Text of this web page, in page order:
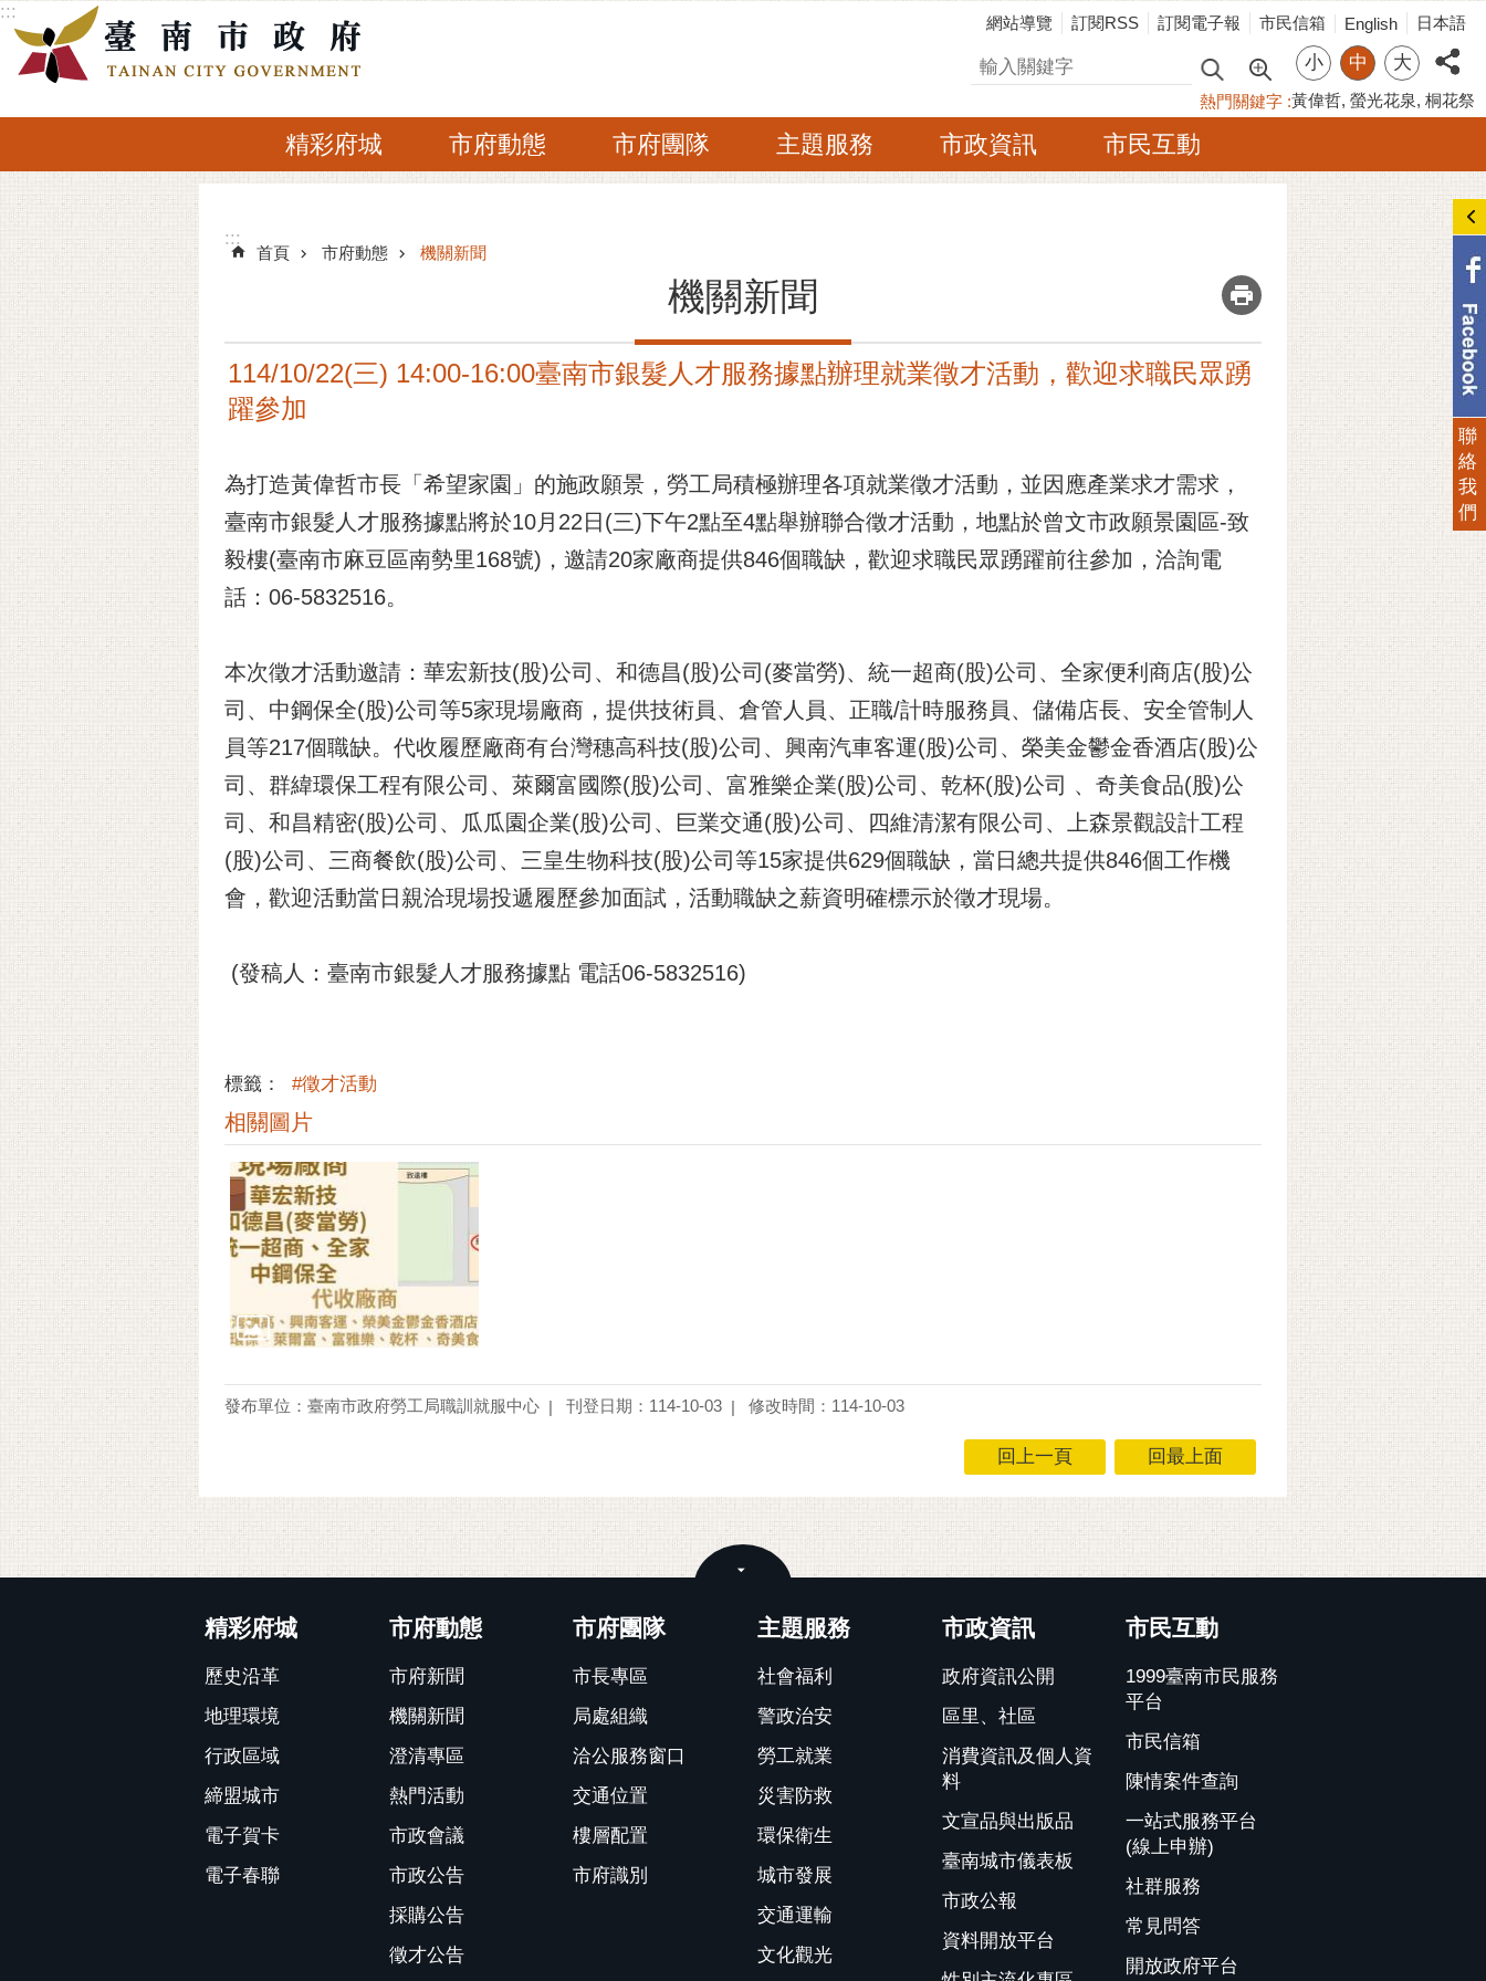
跳到主要內容區塊
:::
網站導覽 訂閱RSS 訂閱電子報 市民信箱 English 日本語
搜尋 小 中 大
熱門關鍵字 黃偉哲 螢光花泉 桐花祭
精彩府城 市府動態 市府團隊 主題服務 市政資訊 市民互動
:::
:::
首頁 市府動態 機關新聞
機關新聞 _
114/10/22(三) 14:00-16:00臺南市銀髮人才服務據點辦理就業徵才活動，歡迎求職民眾踴
躍參加
為打造黃偉哲市長「希望家園」的施政願景，勞工局積極辦理各項就業徵才活動，並因應產業求才需求，
臺南市銀髮人才服務據點將於10月22日(三)下午2點至4點舉辦聯合徵才活動，地點於曾文市政願景園區-致
毅樓(臺南市麻豆區南勢里168號)，邀請20家廠商提供846個職缺，歡迎求職民眾踴躍前往參加，洽詢電
話：06-5832516。
本次徵才活動邀請：華宏新技(股)公司、和德昌(股)公司(麥當勞)、統一超商(股)公司、全家便利商店(股)公
司、中鋼保全(股)公司等5家現場廠商，提供技術員、倉管人員、正職/計時服務員、儲備店長、安全管制人
員等217個職缺。代收履歷廠商有台灣穗高科技(股)公司、興南汽車客運(股)公司、榮美金鬱金香酒店(股)公
司、群緯環保工程有限公司、萊爾富國際(股)公司、富雅樂企業(股)公司、乾杯(股)公司 、奇美食品(股)公
司、和昌精密(股)公司、瓜瓜園企業(股)公司、巨業交通(股)公司、四維清潔有限公司、上森景觀設計工程
(股)公司、三商餐飲(股)公司、三皇生物科技(股)公司等15家提供629個職缺，當日總共提供846個工作機
會，歡迎活動當日親洽現場投遞履歷參加面試，活動職缺之薪資明確標示於徵才現場。
(發稿人：臺南市銀髮人才服務據點 電話06-5832516)
標籤： #徵才活動
相關圖片
發布單位：臺南市政府勞工局職訓就服中心 刊登日期：114-10-03 修改時間：114-10-03
回上一頁 回最上面
精彩府城
歷史沿革
地理環境
行政區域
締盟城市
電子賀卡
電子春聯
市府動態
市府新聞
機關新聞
澄清專區
熱門活動
市政會議
市政公告
採購公告
徵才公告
市府團隊
市長專區
局處組織
洽公服務窗口
交通位置
樓層配置
市府識別
主題服務
社會福利
警政治安
勞工就業
災害防救
環保衛生
城市發展
交通運輸
文化觀光
市政資訊
政府資訊公開
區里、社區
消費資訊及個人資
料
文宣品與出版品
臺南城市儀表板
市政公報
資料開放平台
市民互動
1999臺南市民服務
平台
市民信箱
陳情案件查詢
一站式服務平台
(線上申辦)
社群服務
常見問答
開放政府平台
聯
絡
我
們